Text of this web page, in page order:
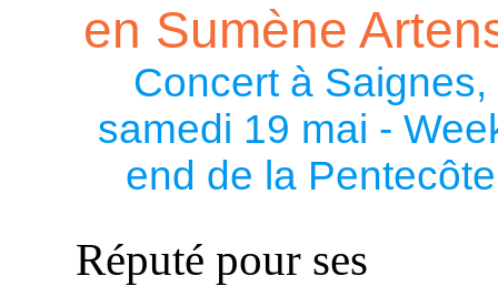
en Sumène
Concert à Saignes,
samedi 19 mai -
end de la Pentecôte
Réputé pour ses